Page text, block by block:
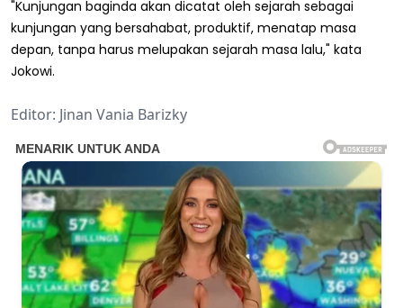
"Kunjungan baginda akan dicatat oleh sejarah sebagai
kunjungan yang bersahabat, produktif, menatap masa
depan, tanpa harus melupakan sejarah masa lalu," kata
Jokowi.
Editor: Jinan Vania Barizky